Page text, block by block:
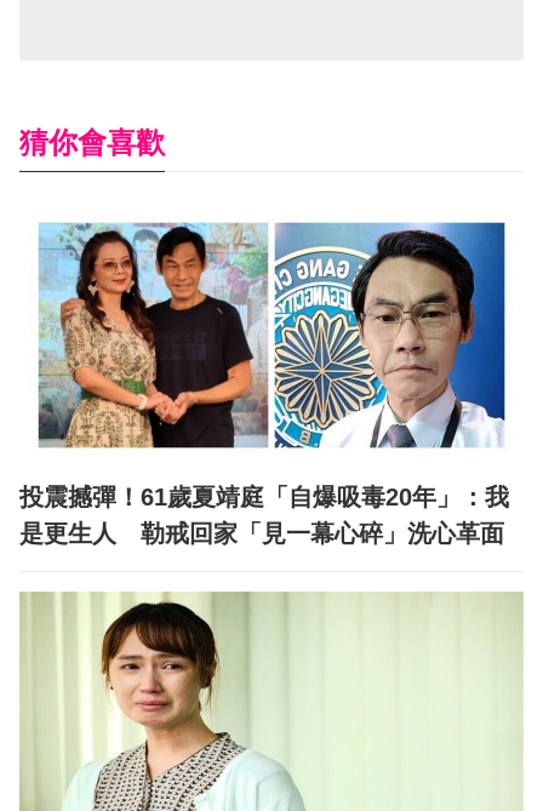
猜你會喜歡
投震撼彈！61歲夏靖庭「自爆吸毒20年」：我
是更生人 勒戒回家「見一幕心碎」洗心革面